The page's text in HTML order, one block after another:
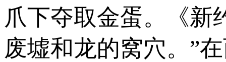
爪下夺取金蛋。《新
废墟和龙的窝穴。”